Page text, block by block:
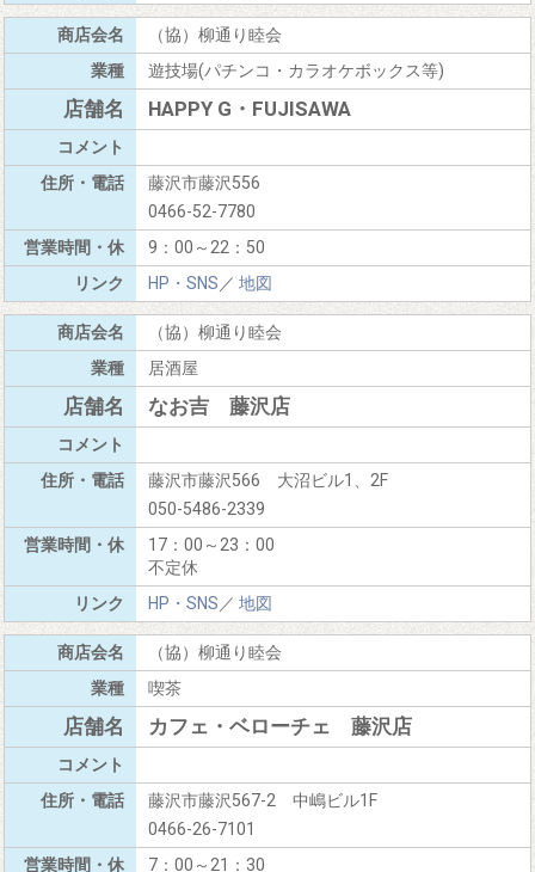
（協）柳通り睦会
遊技場(パチンコ・カラオケボックス等)
HAPPY G・FUJISAWA
藤沢市藤沢556
0466-52-7780
9：00～22：50
HP・SNS／ 地図
（協）柳通り睦会
居酒屋
なお吉 藤沢店
藤沢市藤沢566 大沼ビル1、2F
050-5486-2339
17：00～23：00
不定休
HP・SNS／ 地図
（協）柳通り睦会
喫茶
カフェ・ベローチェ 藤沢店
藤沢市藤沢567-2 中嶋ビル1F
0466-26-7101
7：00～21：30